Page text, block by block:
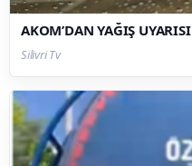
AKOM’DAN YAĞIŞ UYARISI
Silivri Tv